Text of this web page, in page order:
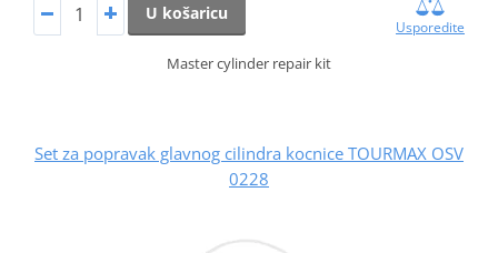
U košaricu
Usporedite
Master cylinder repair kit
Set za popravak glavnog cilindra kocnice TOURMAX OSV
0228